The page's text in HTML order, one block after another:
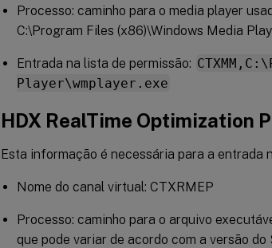
Processo: caminho para o media player
C:\Program Files (x86)\Windows Media
Entrada na lista de permissão:
Player\wmplayer.exe
HDX RealTime Optimization
Esta informação é necessária para a entrada
Nome do canal virtual: CTXRMEP
Processo: caminho para o arquivo
que pode variar de acordo com a versão